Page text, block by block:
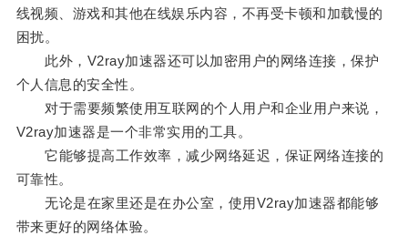
线视频、游戏和其他在线娱乐内容，不再受卡顿和加载慢的
困扰。
此外，V2ray加速器还可以加密用户的网络连接，保护
个人信息的安全性。
对于需要频繁使用互联网的个人用户和企业用户来说，
V2ray加速器是一个非常实用的工具。
它能够提高工作效率，减少网络延迟，保证网络连接的
可靠性。
无论是在家里还是在办公室，使用V2ray加速器都能够
带来更好的网络体验。